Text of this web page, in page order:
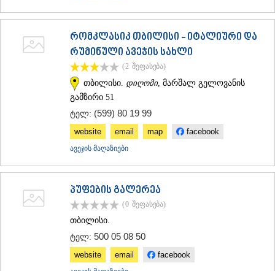
რომკლასიკ თბილისი - იტალიური და
რუმინული ავეჯის სახლი
(2 შეფასება)
თბილისი. დიღომი, მარშალ გელოვანის
გამზირი 51
ტელ: (599) 80 19 99
website email map facebook
ავეჯის მაღაზიები
პუფების გალერეა
(0 შეფასება)
თბილისი.
ტელ: 500 05 08 50
website email facebook